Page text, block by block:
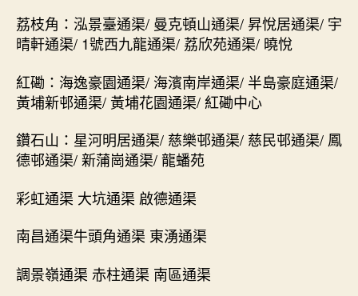
荔枝角：泓景臺通渠/ 曼克頓山通渠/ 昇悅居通渠/ 宇
晴軒通渠/ 1號西九龍通渠/ 荔欣苑通渠/ 曉悅
紅磡：海逸豪園通渠/ 海濱南岸通渠/ 半島豪庭通渠/
黃埔新邨通渠/ 黃埔花園通渠/ 紅磡中心
鑽石山：星河明居通渠/ 慈樂邨通渠/ 慈民邨通渠/ 鳳
德邨通渠/ 新蒲崗通渠/ 龍蟠苑
彩虹通渠 大坑通渠 啟德通渠
南昌通渠牛頭角通渠 東湧通渠
調景嶺通渠 赤柱通渠 南區通渠